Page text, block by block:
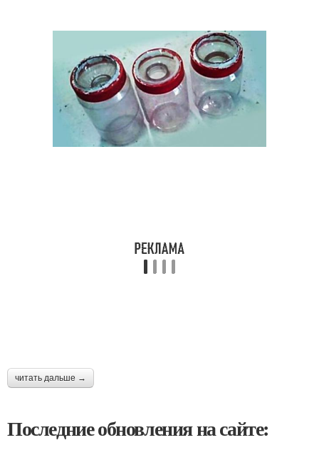
читать дальше →
Последние обновления на сайте: